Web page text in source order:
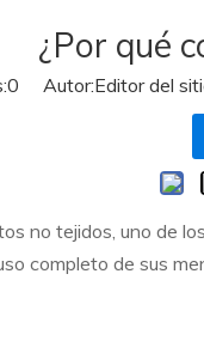
¿Por qué
0 Autor:Editor del
no tejidos, uno de
completo de sus